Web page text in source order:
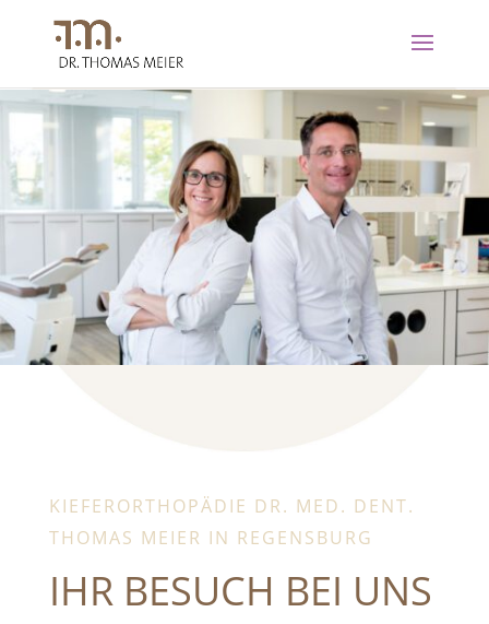
KIEFERORTHOPÄDIE DR. MED. DENT.
THOMAS MEIER IN REGENSBURG
IHR BESUCH BEI UNS